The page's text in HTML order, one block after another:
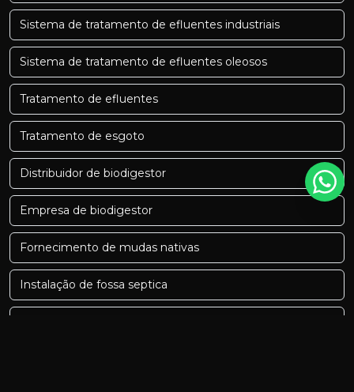
Sistema de tratamento de efluentes industriais
Sistema de tratamento de efluentes oleosos
Tratamento de efluentes
Tratamento de esgoto
Distribuidor de biodigestor
Empresa de biodigestor
Fornecimento de mudas nativas
Instalação de fossa septica